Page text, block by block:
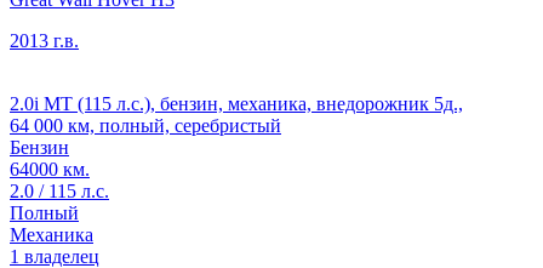
2013 г.в.
2.0i MT (115 л.с.), бензин, механика, внедорожник 5д.,
64 000 км, полный, серебристый
Бензин
64000 км.
2.0 / 115 л.с.
Полный
Механика
1 владелец